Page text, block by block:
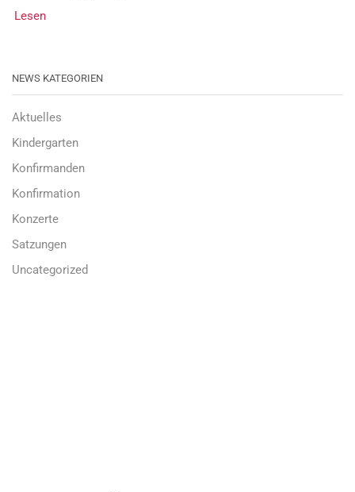
Lesen
NEWS KATEGORIEN
Aktuelles
Kindergarten
Konfirmanden
Konfirmation
Konzerte
Satzungen
Uncategorized